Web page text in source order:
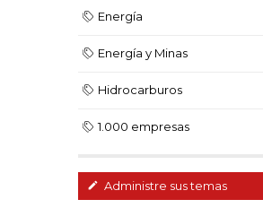
Energía
Energía y Minas
Hidrocarburos
1.000 empresas
Administre sus temas